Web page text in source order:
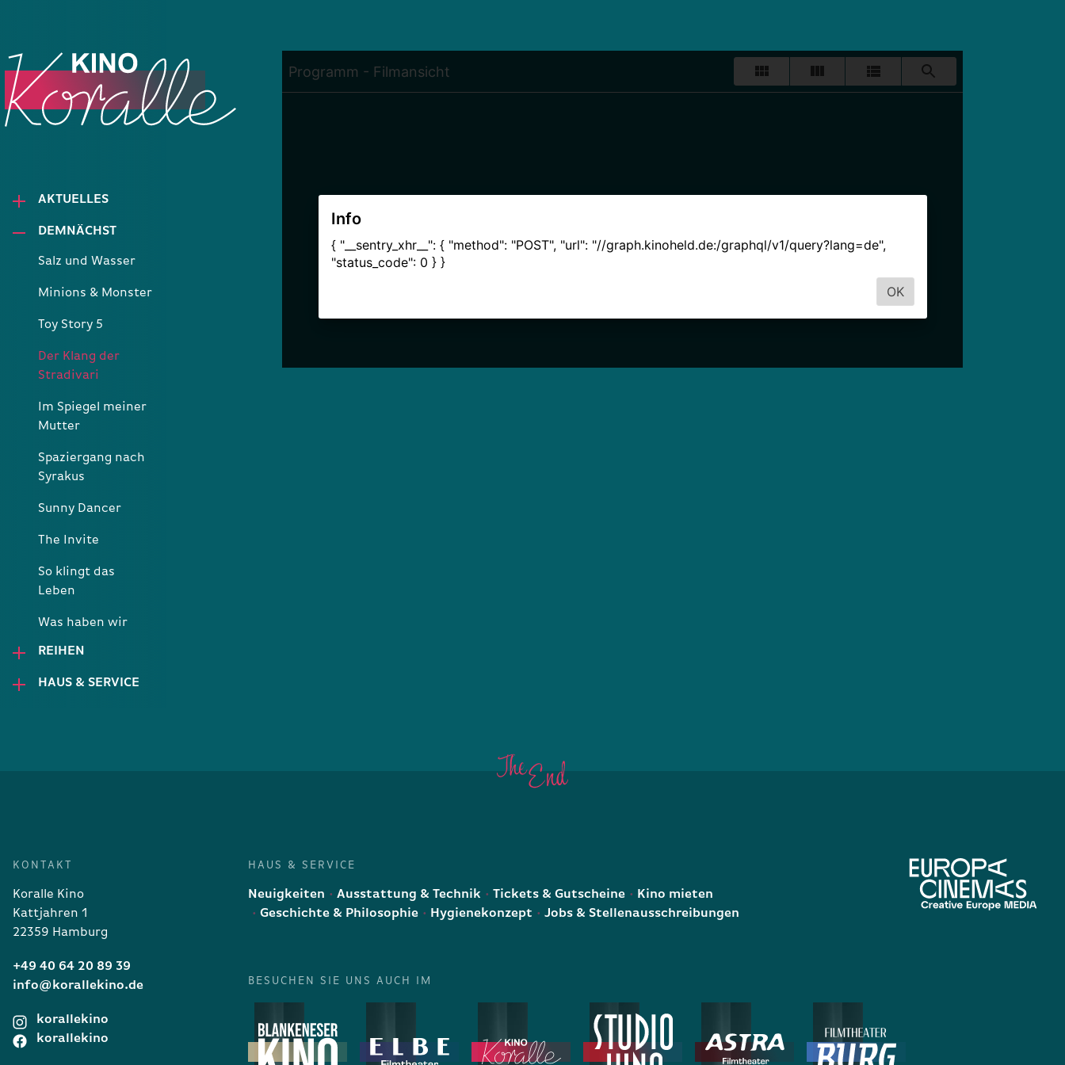
AKTUELLES
DEMNÄCHST
Salz und Wasser
Minions & Monster
Toy Story 5
Der Klang der
Stradivari
Im Spiegel meiner
Mutter
Spaziergang nach
Syrakus
Sunny Dancer
The Invite
So klingt das
Leben
Was haben wir
REIHEN
HAUS & SERVICE
KONTAKT
Koralle Kino
Kattjahren 1
22359 Hamburg
+49 40 64 20 89 39
info@korallekino.de
korallekino
korallekino
HAUS & SERVICE
Neuigkeiten Ausstattung & Technik Tickets & Gutscheine
Kino mieten
Geschichte & Philosophie
Hygienekonzept Jobs & Stellenausschreibungen
BESUCHEN SIE UNS AUCH IM